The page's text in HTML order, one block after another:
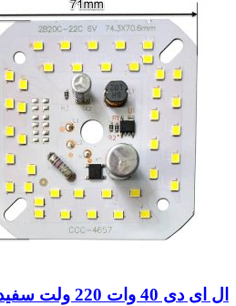
ال ای دی 40 وات 220 ولت سفید مهتابی